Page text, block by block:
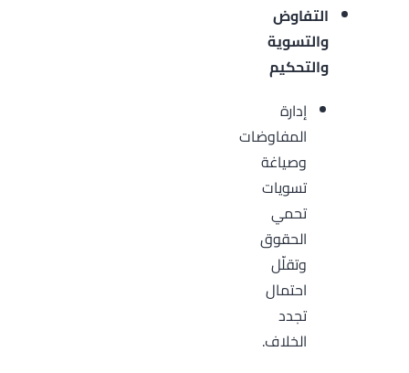
التفاوض
والتسوية
والتحكيم
إدارة
المفاوضات
وصياغة
تسويات
تحمي
الحقوق
وتقلّل
احتمال
تجدد
الخلاف.